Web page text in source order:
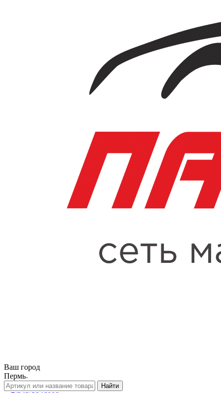
Ваш город
Пермь
Найти